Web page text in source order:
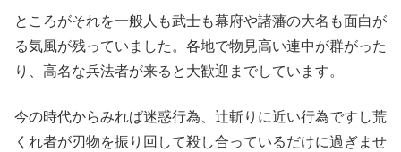
ところがそれを一般人も武士も幕府や諸藩の大名も面白が
る気風が残っていました。各地で物見高い連中が群がった
り、高名な兵法者が来ると大歓迎までしています。
今の時代からみれば迷惑行為、辻斬りに近い行為ですし荒
くれ者が刃物を振り回して殺し合っているだけに過ぎませ